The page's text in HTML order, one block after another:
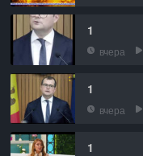
1
вчера
1
вчера
1